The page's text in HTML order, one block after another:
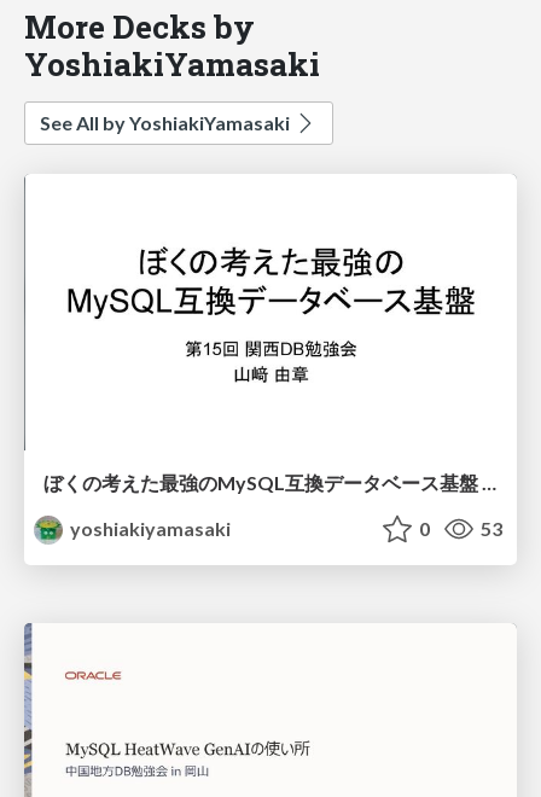
More Decks by
YoshiakiYamasaki
See All by YoshiakiYamasaki
ぼくの考えた最強のMySQL互換データベース基盤 / dbkan 202512
yoshiakiyamasaki
0 53